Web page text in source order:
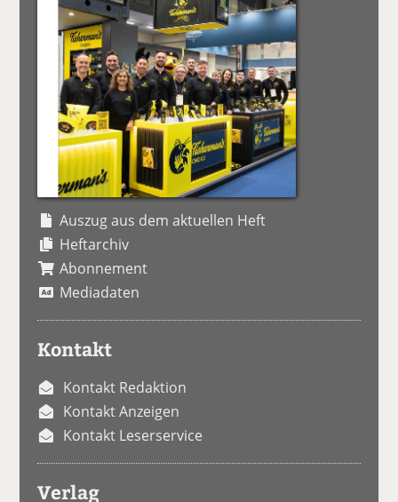
Auszug aus dem aktuellen Heft
Heftarchiv
Abonnement
Mediadaten
Kontakt
Kontakt Redaktion
Kontakt Anzeigen
Kontakt Leserservice
Verlag